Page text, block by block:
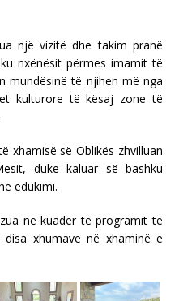
një vizitë dhe takim pranë
nxënësit përmes imamit të
mundësinë të njihen më nga
kulturore të kësaj zone të
xhamisë së Oblikës zhvilluan
duke kaluar së bashku
edukimi.
në kuadër të programit të
xhumave në xhaminë e